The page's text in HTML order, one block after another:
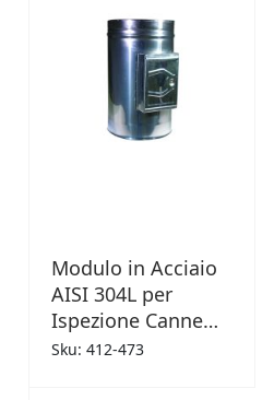
Modulo in Acciaio
AISI 304L per
Ispezione Canne
Fumarie
Sku: 412-473